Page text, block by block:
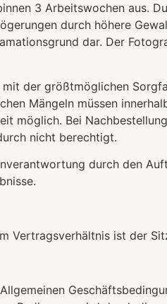
3 Arbeitswochen aus.
durch höhere
dar. Der
der größtmöglichen
Mängeln müssen
möglich. Bei
nicht berechtigt.
durch den
Vertragsverhältnis ist der